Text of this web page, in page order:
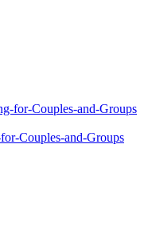
Couples-and-Groups